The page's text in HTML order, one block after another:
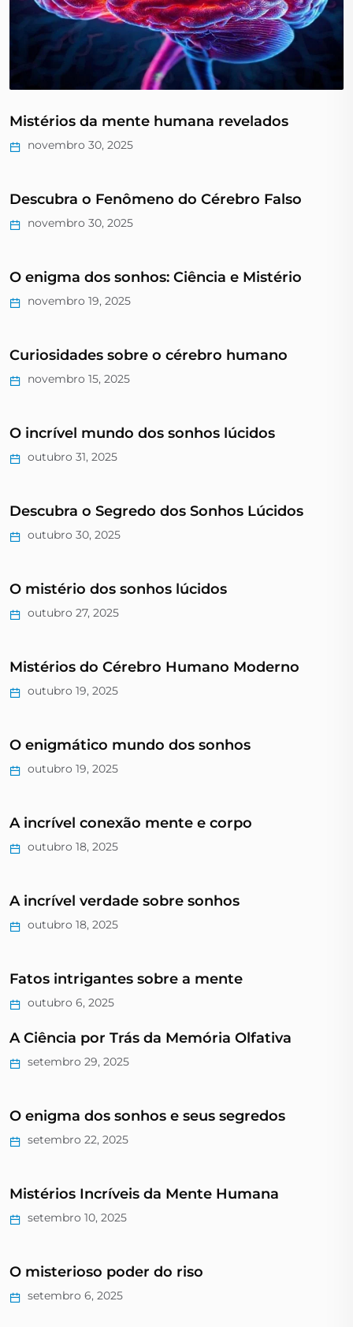
Mistérios da mente humana revelados
novembro 30, 2025
Descubra o Fenômeno do Cérebro Falso
novembro 30, 2025
O enigma dos sonhos: Ciência e Mistério
novembro 19, 2025
Curiosidades sobre o cérebro humano
novembro 15, 2025
O incrível mundo dos sonhos lúcidos
outubro 31, 2025
Descubra o Segredo dos Sonhos Lúcidos
outubro 30, 2025
O mistério dos sonhos lúcidos
outubro 27, 2025
Mistérios do Cérebro Humano Moderno
outubro 19, 2025
O enigmático mundo dos sonhos
outubro 19, 2025
A incrível conexão mente e corpo
outubro 18, 2025
A incrível verdade sobre sonhos
outubro 18, 2025
Fatos intrigantes sobre a mente
outubro 6, 2025
A Ciência por Trás da Memória Olfativa
setembro 29, 2025
O enigma dos sonhos e seus segredos
setembro 22, 2025
Mistérios Incríveis da Mente Humana
setembro 10, 2025
O misterioso poder do riso
setembro 6, 2025